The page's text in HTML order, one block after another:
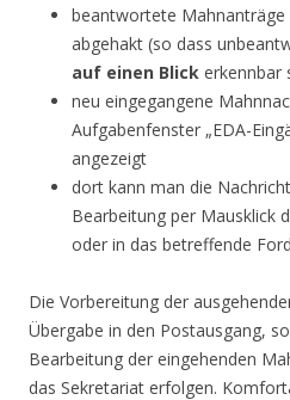
beantwortete Mahnanträge
abgehakt (so dass
auf einen Blick erkennbar
neu eingegangene
Aufgabenfenster „EDA-
angezeigt
dort kann man die
Bearbeitung per Mausklick
oder in das betreffende
Die Vorbereitung der
Übergabe in den Postausgang,
Bearbeitung der eingehenden
das Sekretariat erfolgen.